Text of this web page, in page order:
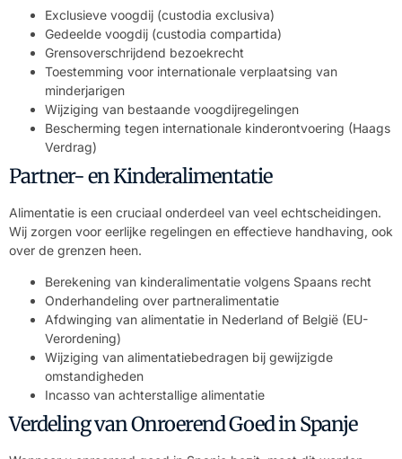
Exclusieve voogdij (custodia exclusiva)
Gedeelde voogdij (custodia compartida)
Grensoverschrijdend bezoekrecht
Toestemming voor internationale verplaatsing van
minderjarigen
Wijziging van bestaande voogdijregelingen
Bescherming tegen internationale kinderontvoering (Haags
Verdrag)
Partner- en Kinderalimentatie
Alimentatie is een cruciaal onderdeel van veel echtscheidingen.
Wij zorgen voor eerlijke regelingen en effectieve handhaving, ook
over de grenzen heen.
Berekening van kinderalimentatie volgens Spaans recht
Onderhandeling over partneralimentatie
Afdwinging van alimentatie in Nederland of België (EU-
Verordening)
Wijziging van alimentatiebedragen bij gewijzigde
omstandigheden
Incasso van achterstallige alimentatie
Verdeling van Onroerend Goed in Spanje